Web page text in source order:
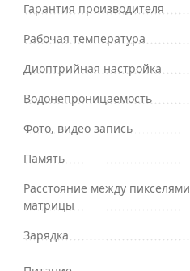
Гарантия производителя
Рабочая температура
Диоптрийная настройка
Водонепроницаемость
Фото, видео запись
Память
Расстояние между пикселями
матрицы
Зарядка